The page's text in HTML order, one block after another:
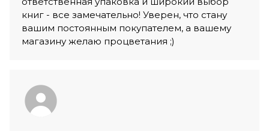
книг - все замечательно! Уверен, что стану
вашим постоянным покупателем, а вашему
магазину желаю процветания ;)